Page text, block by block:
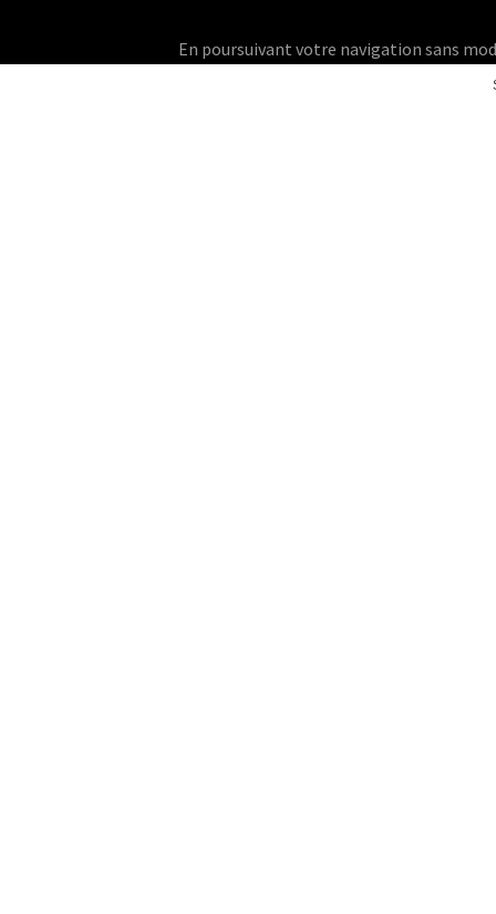
En poursuivant votre navigation sans